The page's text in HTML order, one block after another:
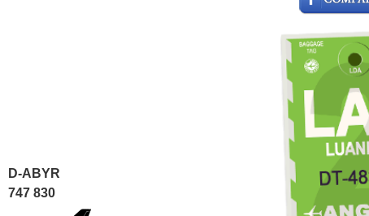
D-ABYR
747 830